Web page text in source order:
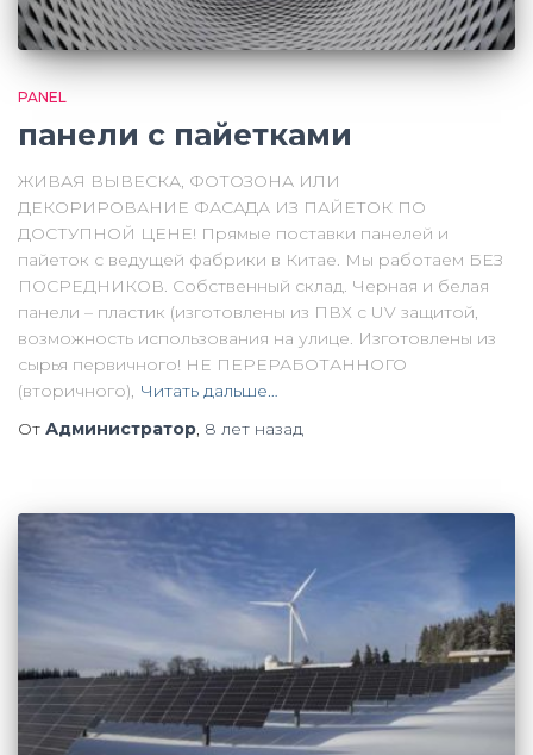
PANEL
панели с пайетками
ЖИВАЯ ВЫВЕСКА, ФОТОЗОНА ИЛИ
ДЕКОРИРОВАНИЕ ФАСАДА ИЗ ПАЙЕТОК ПО
ДОСТУПНОЙ ЦЕНЕ! Прямые поставки панелей и
пайеток с ведущей фабрики в Китае. Мы работаем БЕЗ
ПОСРЕДНИКОВ. Собственный склад. Черная и белая
панели – пластик (изготовлены из ПВХ с UV защитой,
возможность использования на улице. Изготовлены из
сырья первичного! НЕ ПЕРЕРАБОТАННОГО
(вторичного), Читать дальше…
От Администратор, 8 лет назад